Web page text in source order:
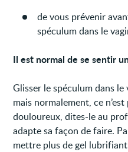
de vous prévenir
spéculum dans le
Il est normal de se sentir
Glisser le spéculum dans
mais normalement, ce
douloureux, dites-le au
adapte sa façon de faire.
mettre plus de gel